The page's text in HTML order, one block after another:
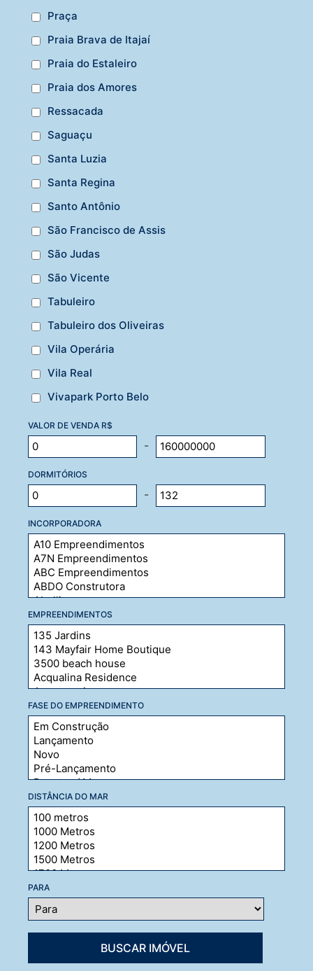
Praça
Praia Brava de Itajaí
Praia do Estaleiro
Praia dos Amores
Ressacada
Saguaçu
Santa Luzia
Santa Regina
Santo Antônio
São Francisco de Assis
São Judas
São Vicente
Tabuleiro
Tabuleiro dos Oliveiras
Vila Operária
Vila Real
Vivapark Porto Belo
VALOR DE VENDA R$
-
DORMITÓRIOS
-
INCORPORADORA
EMPREENDIMENTOS
FASE DO EMPREENDIMENTO
DISTÂNCIA DO MAR
PARA